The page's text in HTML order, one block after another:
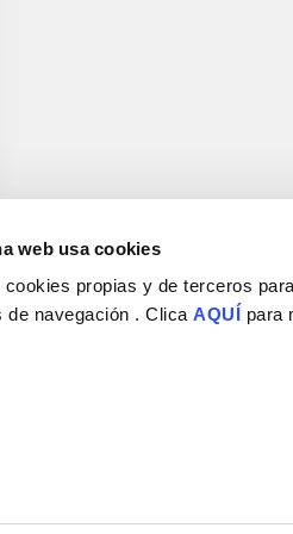
web usa cookies
propias y de terceros
de navegación . ClicaAQUÍ para